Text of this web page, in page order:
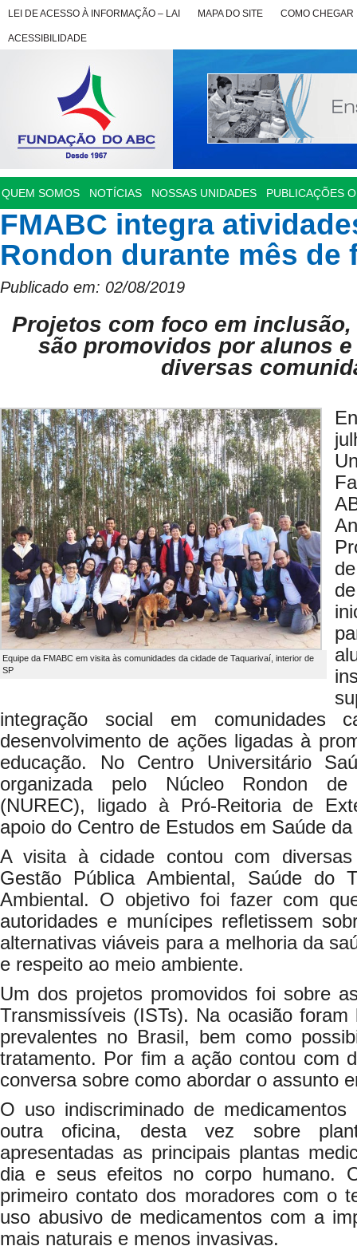
LEI DE ACESSO À INFORMAÇÃO – LAI MAPA DO SITE COMO CHEGAR
ACESSIBILIDADE
QUEM SOMOS NOTÍCIAS NOSSAS UNIDADES PUBLICAÇÕES
FMABC integra
Rondon durante mês de
Publicado em: 02/08/2019
Projetos com foco em
sãopromovidos por alunos
diversas
Equipe da FMABC em visita às comunidades da cidade de Taquarivaí, interior de
SP
integração social em comunidades
desenvolvimento de ações ligadas à
educação. No Centro Universitário
organizada pelo Núcleo Rondon de
(NUREC), ligado à Pró-Reitoria de
apoio do Centro de Estudos em Saúde
A visita à cidade contou com
Gestão Pública Ambiental, Saúde do
Ambiental. O objetivo foi fazer com
autoridades e munícipes refletissem
alternativas viáveis para a melhoria da
e respeito ao meio ambiente.
Um dos projetos promovidos foi sobre
Transmissíveis (ISTs). Na ocasião
prevalentes no Brasil, bem como
tratamento. Por fim a ação contou com
conversa sobre como abordar o assunto
O uso indiscriminado de
outra oficina, desta vez sobre
apresentadas as principais plantas
dia e seus efeitos no corpo humano.
primeiro contato dos moradores com o
uso abusivo de medicamentos com a
mais naturais e menos invasivas.